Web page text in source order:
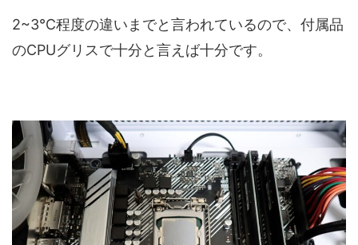
2~3℃程度の違いまでと言われているので、付属品
のCPUグリスで十分と言えば十分です。